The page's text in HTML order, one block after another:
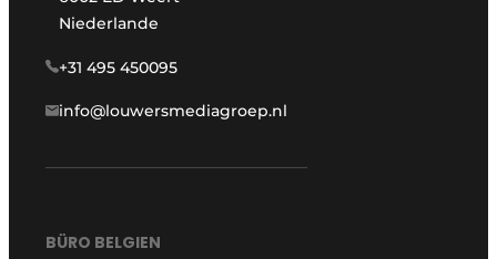
Niederlande
+31 495 450095
info@louwersmediagroep.nl
BÜRO BELGIEN